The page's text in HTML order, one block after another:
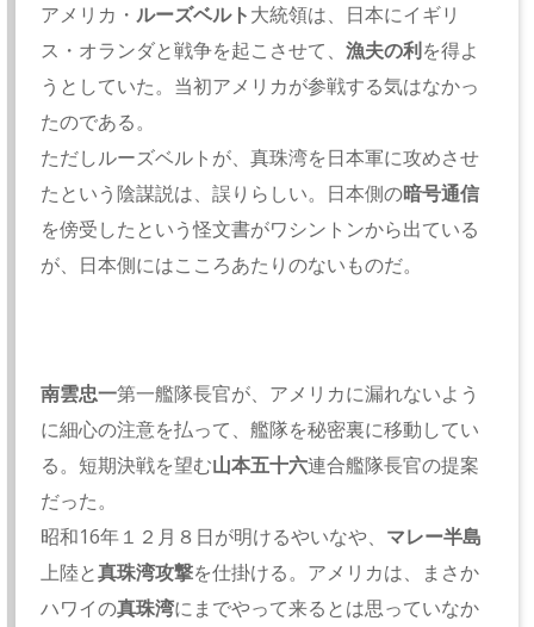
アメリカ・ルーズベルト大統領は、日本にイギリ
ス・オランダと戦争を起こさせて、漁夫の利を得よ
うとしていた。当初アメリカが参戦する気はなかっ
たのである。
ただしルーズベルトが、真珠湾を日本軍に攻めさせ
たという陰謀説は、誤りらしい。日本側の暗号通信
を傍受したという怪文書がワシントンから出ている
が、日本側にはこころあたりのないものだ。
南雲忠一第一艦隊長官が、アメリカに漏れないよう
に細心の注意を払って、艦隊を秘密裏に移動してい
る。短期決戦を望む山本五十六連合艦隊長官の提案
だった。
昭和16年１２月８日が明けるやいなや、 マレー半島
上陸と真珠湾攻撃を仕掛ける。アメリカは、まさか
ハワイの真珠湾にまでやって来るとは思っていなか